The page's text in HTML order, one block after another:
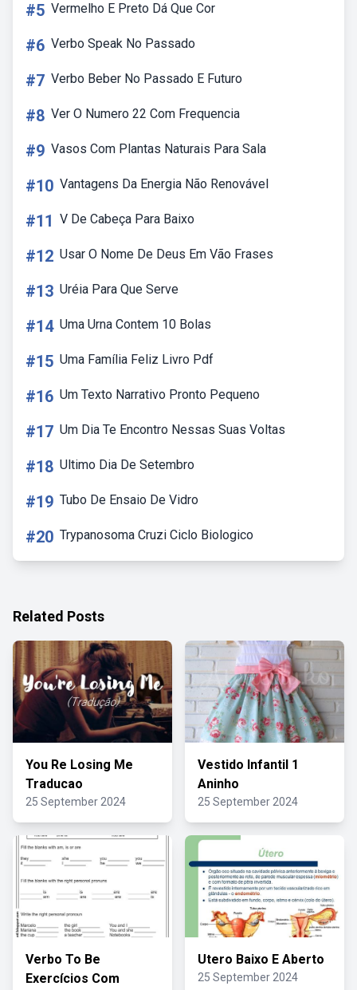
#5 Vermelho E Preto Dá Que Cor
#6 Verbo Speak No Passado
#7 Verbo Beber No Passado E Futuro
#8 Ver O Numero 22 Com Frequencia
#9 Vasos Com Plantas Naturais Para Sala
#10 Vantagens Da Energia Não Renovável
#11 V De Cabeça Para Baixo
#12 Usar O Nome De Deus Em Vão Frases
#13 Uréia Para Que Serve
#14 Uma Urna Contem 10 Bolas
#15 Uma Família Feliz Livro Pdf
#16 Um Texto Narrativo Pronto Pequeno
#17 Um Dia Te Encontro Nessas Suas Voltas
#18 Ultimo Dia De Setembro
#19 Tubo De Ensaio De Vidro
#20 Trypanosoma Cruzi Ciclo Biologico
Related Posts
You Re Losing Me
Traducao
25 September 2024
Vestido Infantil 1
Aninho
25 September 2024
Verbo To Be
Exercícios Com
Utero Baixo E Aberto
25 September 2024